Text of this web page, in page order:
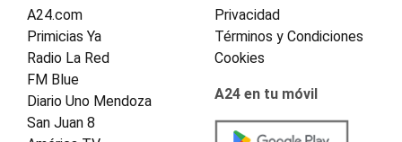
A24.com
Primicias Ya
Radio La Red
FM Blue
Diario Uno Mendoza
San Juan 8
Privacidad
Términos y Condiciones
Cookies
A24 en tu móvil